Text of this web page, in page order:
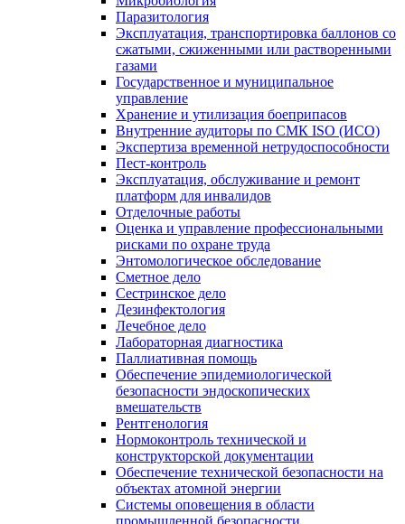
Паразитология
Эксплуатация, транспортировка баллонов со
сжатыми, сжиженными или растворенными
газами
Государственное и муниципальное
управление
Хранение и утилизация боеприпасов
Внутренние аудиторы по СМК ISO (ИСО)
Экспертиза временной нетрудоспособности
Пест-контроль
Эксплуатация, обслуживание и ремонт
платформ для инвалидов
Отделочные работы
Оценка и управление профессиональными
рисками по охране труда
Энтомологическое обследование
Сметное дело
Сестринское дело
Дезинфектология
Лечебное дело
Лабораторная диагностика
Паллиативная помощь
Обеспечение эпидемиологической
безопасности эндоскопических
вмешательств
Рентгенология
Нормоконтроль технической и
конструкторской документации
Обеспечение технической безопасности на
объектах атомной энергии
Системы оповещения в области
промышленной безопасности